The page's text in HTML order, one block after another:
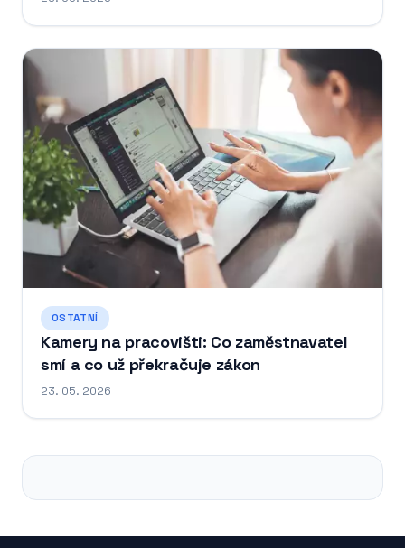
OSTATNÍ
Kamery na pracovišti: Co zaměstnavatel
smí a co už překračuje zákon
23. 05. 2026